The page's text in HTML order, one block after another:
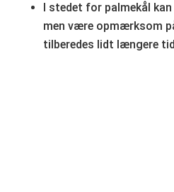
I stedet for palmekål
men være opmærksom
tilberedes lidt længere